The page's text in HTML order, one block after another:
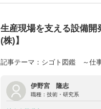
生産現場を支える設備開
(株)】
記事テーマ：シゴト図鑑 ～仕
伊野宮 隆志
職種： 技術・研究系